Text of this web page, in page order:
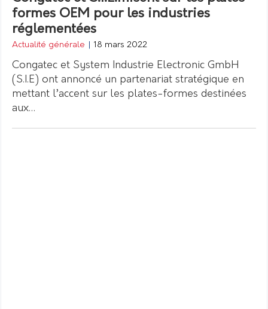
formes OEM pour les industries
réglementées
Actualité générale 18 mars 2022
Congatec et System Industrie Electronic GmbH
(S.I.E) ont annoncé un partenariat stratégique en
mettant l’accent sur les plates-formes destinées
aux…